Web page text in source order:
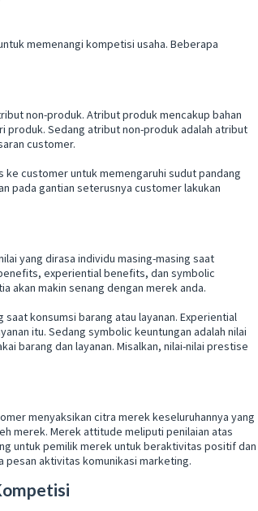
memenangi kompetisi usaha. Beberapa
non-produk. Atribut produk mencakup bahan
produk. Sedang atribut non-produk adalah atribut
customer.
customer untuk memengaruhi sudut pandang
pada gantian seterusnya customer lakukan
yang dirasa individu masing-masing saat
experiential benefits, dan symbolic
akan makin senang dengan merek anda.
konsumsi barang atau layanan. Experiential
itu. Sedang symbolic keuntungan adalah nilai
barang dan layanan. Misalkan, nilai-nilai prestise
menyaksikan citra merek keseluruhannya yang
merek. Merek attitude meliputi penilaian atas
untuk pemilik merek untuk beraktivitas positif dan
pesan aktivitas komunikasi marketing.